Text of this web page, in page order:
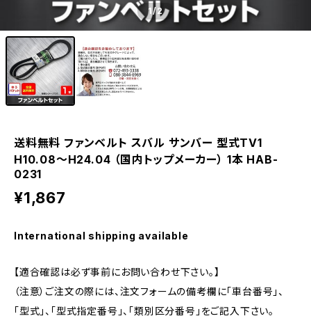
1/2
送料無料 ファンベルト スバル サンバー 型式TV1
H10.08～H24.04 （国内トップメーカー） 1本 HAB-
0231
¥1,867
International shipping available
【適合確認は必ず事前にお問い合わせ下さい。】
（注意）ご注文の際には、注文フォームの備考欄に「車台番号」、
「型式」、「型式指定番号」、「類別区分番号」をご記入下さい。